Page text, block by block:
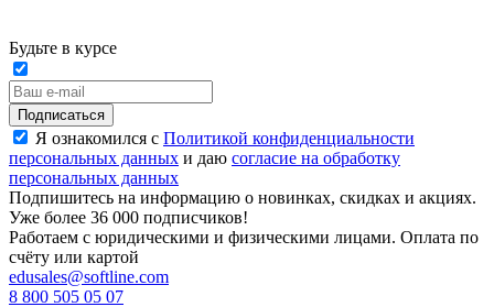
Будьте в курсе
Подписаться
Я ознакомился с Политикой конфиденциальности
персональных данных и даю согласие на обработку
персональных данных
Подпишитесь на информацию о новинках, скидках и акциях.
Уже более 36 000 подписчиков!
Работаем с юридическими и физическими лицами. Оплата по
счёту или картой
edusales@softline.com
8 800 505 05 07